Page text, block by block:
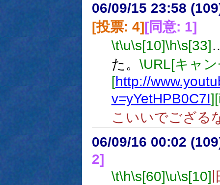
06/09/15 23:58
[投票: 4][同意: 1]
\t\u\s[10]\h\s[33]
た。 \URL[キャ
[http://
v=yYetHPB0C7I
こいいでござる
06/09/16 00:02
2]
\t\h\s[60]\u\s[10]